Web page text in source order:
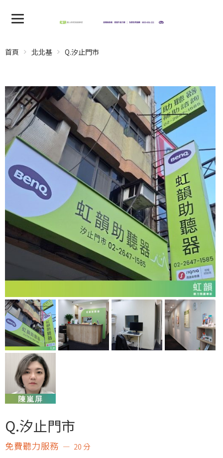
首頁 北北基 Q.汐止門市
Q.汐止門市
免費聽力服務 20 分